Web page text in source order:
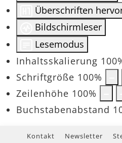
Überschriften
Bildschirmleser
Lesemodus
Inhaltsskalierung 100
Schriftgröße 100%
Zeilenhöhe 100%
Buchstabenabstand
Kontakt Newsletter